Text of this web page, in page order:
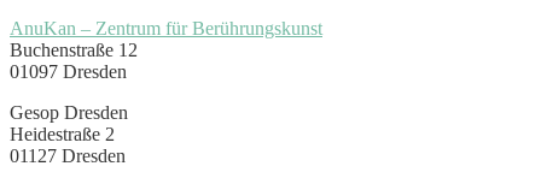
AnuKan – Zentrum für Berührungskunst
Buchenstraße 12
01097 Dresden
Gesop Dresden
Heidestraße 2
01127 Dresden